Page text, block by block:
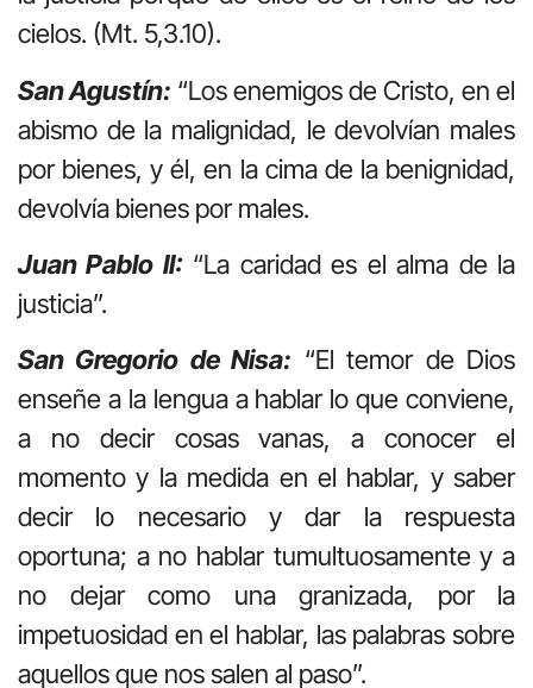
cielos. (Mt. 5,3.10).
San Agustín: “Los enemigos de Cristo, en el
abismo de la malignidad, le devolvían males
por bienes, y él, en la cima de la benignidad,
devolvía bienes por males.
Juan Pablo II: “La caridad es el alma de la
justicia”.
San Gregorio de Nisa: “El temor de Dios
enseñe a la lengua a hablar lo que conviene,
a no decir cosas vanas, a conocer el
momento y la medida en el hablar, y saber
decir lo necesario y dar la respuesta
oportuna; a no hablar tumultuosamente y a
no dejar como una granizada, por la
impetuosidad en el hablar, las palabras sobre
aquellos que nos salen al paso”.